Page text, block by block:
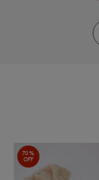
70%
OFF